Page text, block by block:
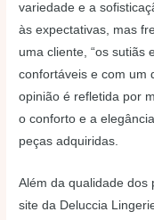
variedade e a
às expectativas, mas
uma cliente, “os sutiãs
confortáveis e com um
opinião é refletida por
o conforto e a
peças adquiridas.
Além da qualidade dos
site da Deluccia